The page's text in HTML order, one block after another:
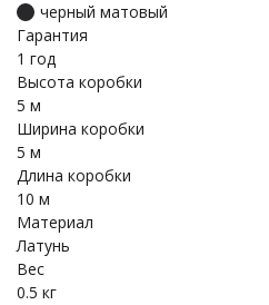
черный матовый
Гарантия
1 год
Высота коробки
5 м
Ширина коробки
5 м
Длина коробки
10 м
Материал
Латунь
Вес
0.5 кг